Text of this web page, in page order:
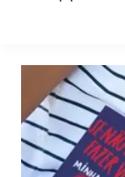
Assim
Hoover.